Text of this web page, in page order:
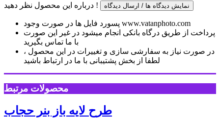
درباره این محصول نظر دهید ! نمایش دیدگاه ها / ارسال دیدگاه
پسورد فایل ها در صورت وجود www.vatanphoto.com
پرداخت از طریق درگاه بانکی انجام میشود در غیر این صورت
با ما تماس بگیرید
در صورت نیاز به سفارشی سازی و تغییرات در این محصول ،
لطفا از بخش پشتیبانی با ما در ارتباط باشید
محصولات مرتبط
طرح لایه باز بنر حجاب